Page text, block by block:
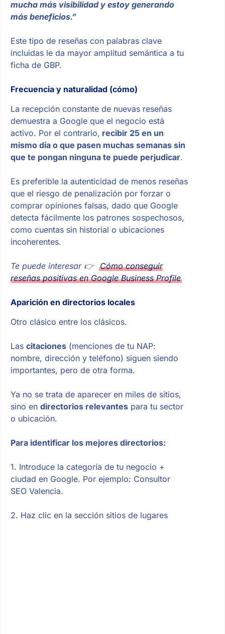
mucha más visibilidad y estoy generando
más beneficios.”
Este tipo de reseñas con palabras clave
incluidas le da mayor amplitud semántica a tu
ficha de GBP.
Frecuencia y naturalidad (cómo)
La recepción constante de nuevas reseñas
demuestra a Google que el negocio está
activo. Por el contrario, recibir 25 en un
mismo día o que pasen muchas semanas sin
que te pongan ninguna te puede perjudicar.
Es preferible la autenticidad de menos reseñas
que el riesgo de penalización por forzar o
comprar opiniones falsas, dado que Google
detecta fácilmente los patrones sospechosos,
como cuentas sin historial o ubicaciones
incoherentes.
Te puede interesar 👉 Cómo conseguir
reseñas positivas en Google Business Profile
Aparición en directorios locales
Otro clásico entre los clásicos.
Las citaciones(menciones de tu NAP:
nombre, dirección y teléfono) siguen siendo
importantes, pero de otra forma.
Ya no se trata de aparecer en miles de sitios,
sino en directorios relevantespara tu sector
o ubicación.
Para identificar los mejores directorios:
1. Introduce la categoría de tu negocio +
ciudad en Google. Por ejemplo: Consultor
SEO Valencia.
2. Haz clic en la sección sitios de lugares